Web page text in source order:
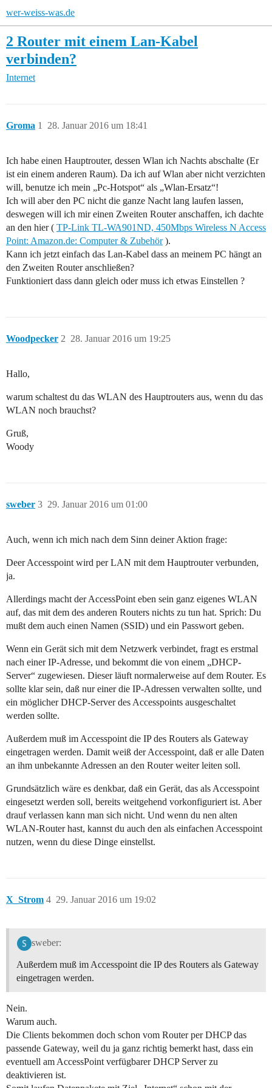
wer-weiss-was.de
2 Router mit einem Lan-Kabel
verbinden?
Internet
Groma 28. Januar 2016 um 18:41
1
Ich habe einen Hauptrouter, dessen Wlan ich Nachts abschalte (Er
ist ein einem anderen Raum). Da ich auf Wlan aber nicht verzichten
will, benutze ich mein „Pc-Hotspot“ als „Wlan-Ersatz“!
Ich will aber den PC nicht die ganze Nacht lang laufen lassen,
deswegen will ich mir einen Zweiten Router anschaffen, ich dachte
an den hier ( TP-Link TL-WA901ND, 450Mbps Wireless N Access
Point: Amazon.de: Computer & Zubehör).
Kann ich jetzt einfach das Lan-Kabel dass an meinem PC hängt an
den Zweiten Router anschließen?
Funktioniert dass dann gleich oder muss ich etwas Einstellen ?
Woodpecker 28. Januar 2016 um 19:25
2
Hallo,
warum schaltest du das WLAN des Hauptrouters aus, wenn du das
WLAN noch brauchst?
Gruß,
Woody
sweber 29. Januar 2016 um 01:00
3
Auch, wenn ich mich nach dem Sinn deiner Aktion frage:
Deer Accesspoint wird per LAN mit dem Hauptrouter verbunden,
ja.
Allerdings macht der AccessPoint eben sein ganz eigenes WLAN
auf, das mit dem des anderen Routers nichts zu tun hat. Sprich: Du
mußt dem auch einen Namen (SSID) und ein Passwort geben.
Wenn ein Gerät sich mit dem Netzwerk verbindet, fragt es erstmal
nach einer IP-Adresse, und bekommt die von einem „DHCP-
Server“ zugewiesen. Dieser läuft normalerweise auf dem Router. Es
sollte klar sein, daß nur einer die IP-Adressen verwalten sollte, und
ein möglicher DHCP-Server des Accesspoints ausgeschaltet
werden sollte.
Außerdem muß im Accesspoint die IP des Routers als Gateway
eingetragen werden. Damit weiß der Accesspoint, daß er alle Daten
an ihm unbekannte Adressen an den Router weiter leiten soll.
Grundsätzlich wäre es denkbar, daß ein Gerät, das als Accesspoint
eingesetzt werden soll, bereits weitgehend vorkonfiguriert ist. Aber
drauf verlassen kann man sich nicht. Und wenn du nen alten
WLAN-Router hast, kannst du auch den als einfachen Accesspoint
nutzen, wenn du diese Dinge einstellst.
X_Strom 29. Januar 2016 um 19:02
4
sweber:
Außerdem muß im Accesspoint die IP des Routers als Gateway
eingetragen werden.
Nein.
Warum auch.
Die Clients bekommen doch schon vom Router per DHCP das
passende Gateway, weil du ja ganz richtig bemerkt hast, dass ein
eventuell am AccessPoint verfügbarer DHCP Server zu
deaktivieren ist.